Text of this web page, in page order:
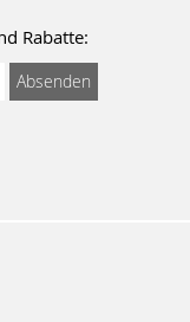
Rabatte:
Absenden